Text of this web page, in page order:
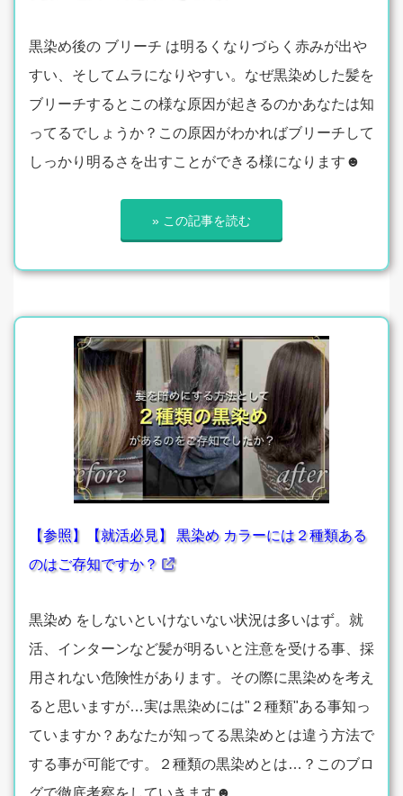
黒染め後の ブリーチ は明るくなりづらく赤みが出や
すい、そしてムラになりやすい。なぜ黒染めした髪を
ブリーチするとこの様な原因が起きるのかあなたは知
ってるでしょうか？この原因がわかればブリーチして
しっかり明るさを出すことができる様になります☻
» この記事を読む
【参照】【就活必見】 黒染め カラーには２種類ある
のはご存知ですか？
黒染め をしないといけないない状況は多いはず。就
活、インターンなど髪が明るいと注意を受ける事、採
用されない危険性があります。その際に黒染めを考え
ると思いますが…実は黒染めには"２種類"ある事知っ
ていますか？あなたが知ってる黒染めとは違う方法で
する事が可能です。２種類の黒染めとは…？このブロ
グで徹底考察をしていきます☻